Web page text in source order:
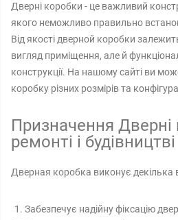
Дверні коробки - це важливий
якого неможливо правильно
Від якості дверной коробки
вигляд приміщення, але й
конструкції. На нашому сайті ви
коробку різних розмірів та
Призначення Дверні
ремонті і будівництві
Дверная коробка виконує декілька
Забезпечує надійну фіксацію